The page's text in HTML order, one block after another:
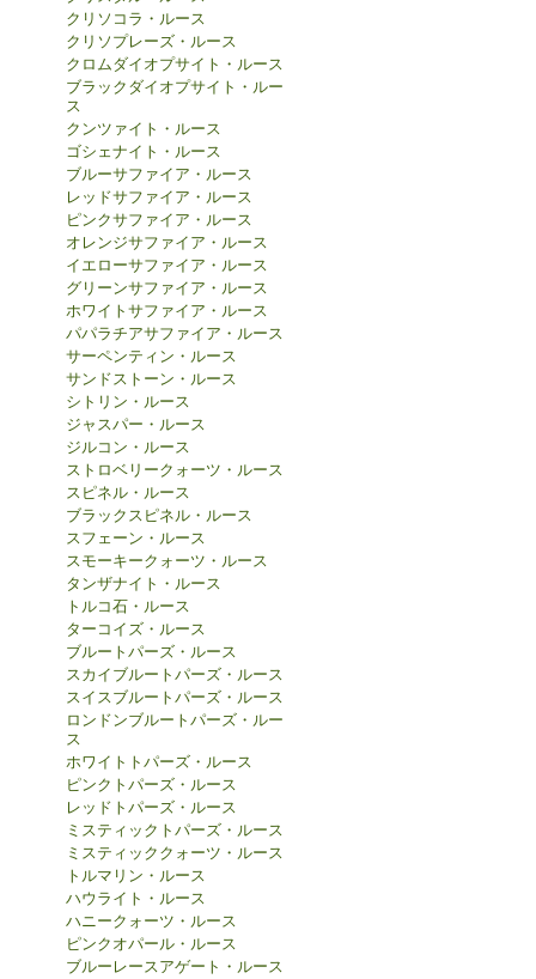
クリソコラ・ルース
クリソプレーズ・ルース
クロムダイオプサイト・ルース
ブラックダイオプサイト・ルー
ス
クンツァイト・ルース
ゴシェナイト・ルース
ブルーサファイア・ルース
レッドサファイア・ルース
ピンクサファイア・ルース
オレンジサファイア・ルース
イエローサファイア・ルース
グリーンサファイア・ルース
ホワイトサファイア・ルース
パパラチアサファイア・ルース
サーペンティン・ルース
サンドストーン・ルース
シトリン・ルース
ジャスパー・ルース
ジルコン・ルース
ストロベリークォーツ・ルース
スピネル・ルース
ブラックスピネル・ルース
スフェーン・ルース
スモーキークォーツ・ルース
タンザナイト・ルース
トルコ石・ルース
ターコイズ・ルース
ブルートパーズ・ルース
スカイブルートパーズ・ルース
スイスブルートパーズ・ルース
ロンドンブルートパーズ・ルー
ス
ホワイトトパーズ・ルース
ピンクトパーズ・ルース
レッドトパーズ・ルース
ミスティックトパーズ・ルース
ミスティッククォーツ・ルース
トルマリン・ルース
ハウライト・ルース
ハニークォーツ・ルース
ピンクオパール・ルース
ブルーレースアゲート・ルース